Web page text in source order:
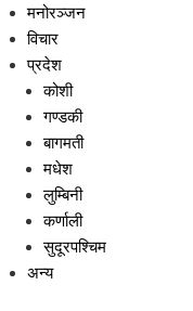
मनोरञ्जन
विचार
प्रदेश
कोशी
गण्डकी
बागमती
मधेश
लुम्बिनी
कर्णाली
सुदूरपश्चिम
अन्य